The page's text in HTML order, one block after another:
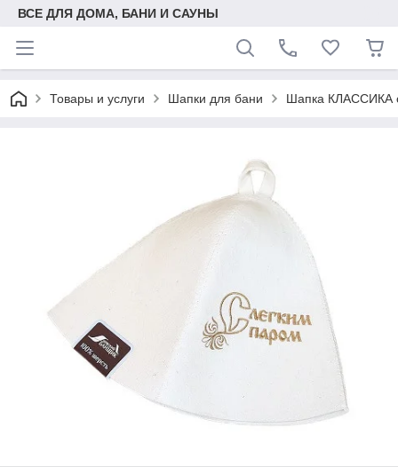
ВСЕ ДЛЯ ДОМА, БАНИ И САУНЫ
Товары и услуги Шапки для бани Шапка КЛАССИКА